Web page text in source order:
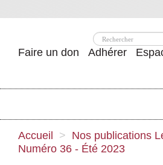
Faire un don Adhérer
Attac ?
Accueil > Nos publications
Numéro 36 - Été 2023